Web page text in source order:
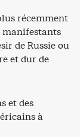
récemment
manifestants
de Russie ou
et dur de
et des
à